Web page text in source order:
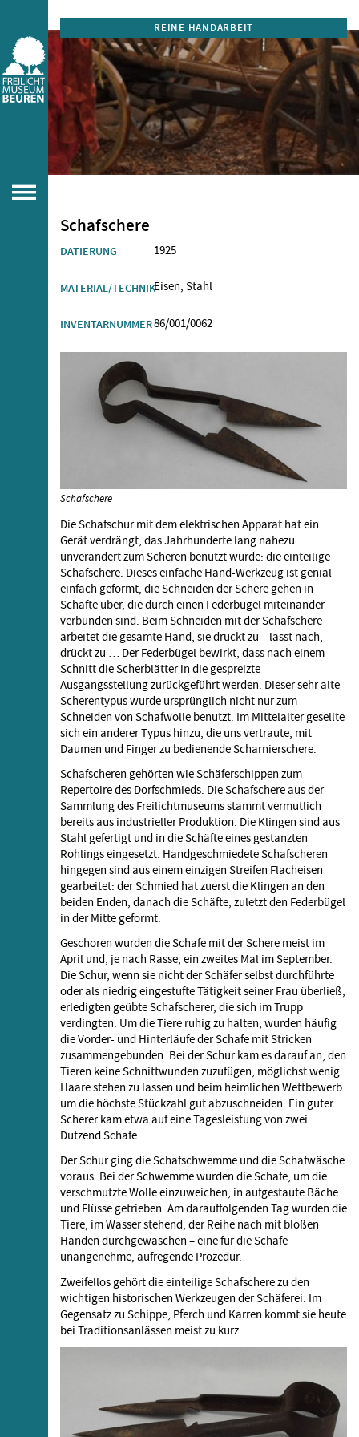
REINE HANDARBEIT
Schafschere
DATIERUNG 1925
MATERIAL/TECHNIKEisen, Stahl
INVENTARNUMMER86/001/0062
Schafschere
Die Schafschur mit dem elektrischen Apparat hat ein
Gerät verdrängt, das Jahrhunderte lang nahezu
unverändert zum Scheren benutzt wurde: die einteilige
Schafschere. Dieses einfache Hand-Werkzeug ist genial
einfach geformt, die Schneiden der Schere gehen in
Schäfte über, die durch einen Federbügel miteinander
verbunden sind. Beim Schneiden mit der Schafschere
arbeitet die gesamte Hand, sie drückt zu – lässt nach,
drückt zu … Der Federbügel bewirkt, dass nach einem
Schnitt die Scherblätter in die gespreizte
Ausgangsstellung zurückgeführt werden. Dieser sehr alte
Scherentypus wurde ursprünglich nicht nur zum
Schneiden von Schafwolle benutzt. Im Mittelalter gesellte
sich ein anderer Typus hinzu, die uns vertraute, mit
Daumen und Finger zu bedienende Scharnierschere.
Schafscheren gehörten wie Schäferschippen zum
Repertoire des Dorfschmieds. Die Schafschere aus der
Sammlung des Freilichtmuseums stammt vermutlich
bereits aus industrieller Produktion. Die Klingen sind aus
Stahl gefertigt und in die Schäfte eines gestanzten
Rohlings eingesetzt. Handgeschmiedete Schafscheren
hingegen sind aus einem einzigen Streifen Flacheisen
gearbeitet: der Schmied hat zuerst die Klingen an den
beiden Enden, danach die Schäfte, zuletzt den Federbügel
in der Mitte geformt.
Geschoren wurden die Schafe mit der Schere meist im
April und, je nach Rasse, ein zweites Mal im September.
Die Schur, wenn sie nicht der Schäfer selbst durchführte
oder als niedrig eingestufte Tätigkeit seiner Frau überließ,
erledigten geübte Schafscherer, die sich im Trupp
verdingten. Um die Tiere ruhig zu halten, wurden häufig
die Vorder- und Hinterläufe der Schafe mit Stricken
zusammengebunden. Bei der Schur kam es darauf an, den
Tieren keine Schnittwunden zuzufügen, möglichst wenig
Haare stehen zu lassen und beim heimlichen Wettbewerb
um die höchste Stückzahl gut abzuschneiden. Ein guter
Scherer kam etwa auf eine Tagesleistung von zwei
Dutzend Schafe.
Der Schur ging die Schafschwemme und die Schafwäsche
voraus. Bei der Schwemme wurden die Schafe, um die
verschmutzte Wolle einzuweichen, in aufgestaute Bäche
und Flüsse getrieben. Am darauffolgenden Tag wurden die
Tiere, im Wasser stehend, der Reihe nach mit bloßen
Händen durchgewaschen – eine für die Schafe
unangenehme, aufregende Prozedur.
Zweifellos gehört die einteilige Schafschere zu den
wichtigen historischen Werkzeugen der Schäferei. Im
Gegensatz zu Schippe, Pferch und Karren kommt sie heute
bei Traditionsanlässen meist zu kurz.